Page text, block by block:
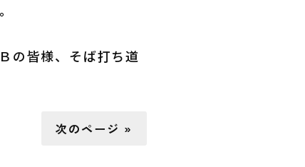
の皆様、そば打ち道
次のページ »